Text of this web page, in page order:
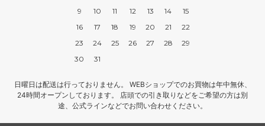
9
10 11 12 13 14
15
16
17 18 19 20 21
22
23
24 25 26 27 28
29
30
31
日曜日は配送は行っておりません。 WEBショップでのお買物は年中無休、
24時間オープンしております。 店頭での引き取りなどをご希望の方は別
途、公式ラインなどでお問い合わせください。